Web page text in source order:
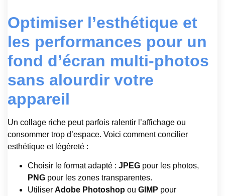
Optimiser l’esthétique et
les performances pour un
fond d’écran multi-photos
sans alourdir votre
appareil
Un collage riche peut parfois ralentir l’affichage ou
consommer trop d’espace. Voici comment concilier
esthétique et légèreté :
Choisir le format adapté : JPEG pour les photos,
PNG pour les zones transparentes.
Utiliser Adobe Photoshop ou GIMP pour